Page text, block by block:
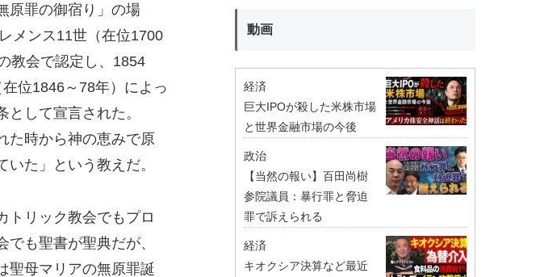
原罪の御宿り」の場
メンス11世（在位1700
教会で認定し、1854
位1846～78年）によっ
として宣言された。
た時から神の恵みで原
いた」という教えだ。
トリック教会でもプロ
でも聖書が聖典だが、
聖母マリアの無原罪誕
動画
経済
巨大IPOが殺した米株市場
と世界金融市場の今後
政治
【当然の報い】百田尚樹
参院議員：暴行罪と脅迫
罪で訴えられる
経済
キオクシア決算など最近